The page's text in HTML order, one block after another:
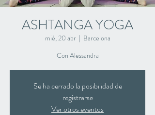
ASHTANGA YOGA
mié, 20 abr
  |
Barcelona
Con Alessandra
Se ha cerrado la posibilidad de
registrarse
Ver otros eventos